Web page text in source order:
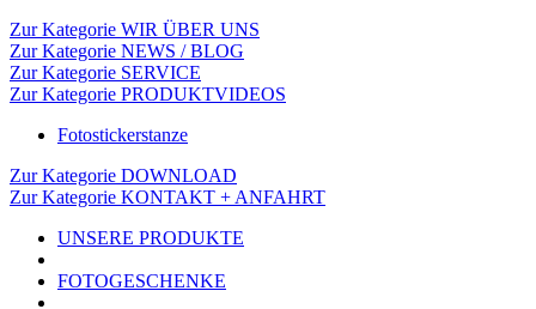
Zur Kategorie WIR ÜBER UNS
Zur Kategorie NEWS / BLOG
Zur Kategorie SERVICE
Zur Kategorie PRODUKTVIDEOS
Fotostickerstanze
Zur Kategorie DOWNLOAD
Zur Kategorie KONTAKT + ANFAHRT
UNSERE PRODUKTE
FOTOGESCHENKE